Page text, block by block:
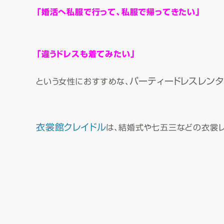
「婚活へ私服で行って、私服で帰ってきたい」
「違うドレスも着てみたい」
という女性におすすめな、 パーティードレスレン
衣裳館クレイドルは、結婚式や七五三などの衣裳